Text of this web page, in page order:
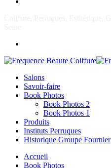
Salons
Savoir-faire
Book Photos
Book Photos 2
Book Photos 1
Produits
Instituts Perruques
Historique Groupe Fournier
Accueil
Book Photos